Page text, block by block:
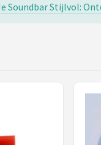
Soundbar Stijlvol: